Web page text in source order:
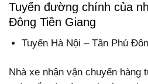
Tuyến đường chính của
Đông Tiền Giang
Tuyến Hà Nội – Tân Phú
Nhà xe nhận vận chuyển hàng